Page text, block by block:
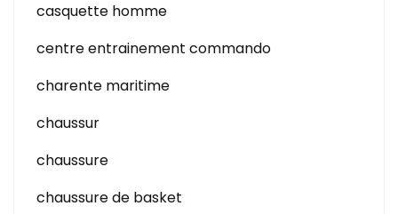
casquette homme
centre entrainement commando
charente maritime
chaussur
chaussure
chaussure de basket